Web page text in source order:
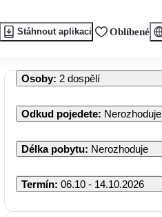
Stáhnout aplikaci Oblíbené
Osoby: 2 dospělí
Odkud pojedete: Nerozhoduje
Délka pobytu: Nerozhoduje
Termín: 06.10 - 14.10.2026